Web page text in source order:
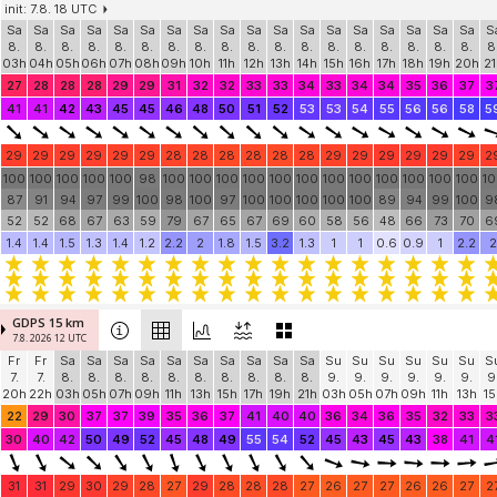
init: 7.8. 18 UTC
Sa
8.
03h
Sa
8.
04h
Sa
8.
05h
Sa
8.
06h
Sa
8.
07h
Sa
8.
08h
Sa
8.
09h
Sa
8.
10h
Sa
8.
11h
Sa
8.
12h
Sa
8.
13h
Sa
8.
14h
Sa
8.
15h
Sa
8.
16h
Sa
8.
17h
Sa
8.
18h
Sa
8.
19h
Sa
8.
20h
27
28 28 28 29 29 31 32 32 33 33 34 33 34 34 35 36 37
41
41 42 43 45 45 46 48 50 51 52 53 53 54 55 56 56 58
29 29 29 29 29 29 28 28 28 28 28 28 29 29 29 29 29 29
100
87
52
100
91
52
100
94
68
100
97
67
100
99
63
98
100
59
100
98
79
100
100
67
100
97
65
100
100
67
100
100
69
100
100
60
100
100
58
100
100
56
100
89
48
100
94
66
100
99
73
100
100
70
1.4
1.4 1.5 1.3 1.4 1.2 2.2 2 1.8 1.5 3.2 1.3 1 1 0.6 0.9 1 2.2 2
GDPS 15 km
7.8. 2026 12 UTC
Fr
7.
20h
Fr
7.
22h
Sa
8.
03h
Sa
8.
05h
Sa
8.
07h
Sa
8.
09h
Sa
8.
11h
Sa
8.
13h
Sa
8.
15h
Sa
8.
17h
Sa
8.
19h
Sa
8.
21h
Su
9.
03h
Su
9.
05h
Su
9.
07h
Su
9.
09h
Su
9.
11h
Su
9.
13h
22
29 30 37 37 39 35 36 37 41 40 40 36 34 36 35 32 33
30
40 42 50 49 52 45 48 49 55 54 52 45 43 45 43 38 41
31 31 29 30 29 28 27 29 28 28 28 27 26 27 27 26 26 27